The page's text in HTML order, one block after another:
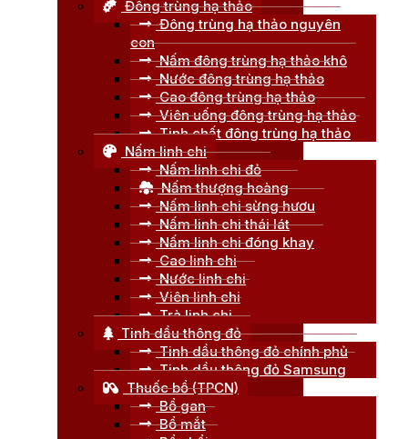
Đông trùng hạ thảo
Đông trùng hạ thảo nguyên
con
Nấm đông trùng hạ thảo khô
Nước đông trùng hạ thảo
Cao đông trùng hạ thảo
Viên uống đông trùng hạ thảo
Tinh chất đông trùng hạ thảo
Nấm linh chi
Nấm linh chi đỏ
Nấm thượng hoàng
Nấm linh chi sừng hươu
Nấm linh chi thái lát
Nấm linh chi đóng khay
Cao linh chi
Nước linh chi
Viên linh chi
Trà linh chi
Tinh dầu thông đỏ
Tinh dầu thông đỏ chính phủ
Tinh dầu thông đỏ Samsung
Thuốc bổ (TPCN)
Bổ gan
Bổ mắt